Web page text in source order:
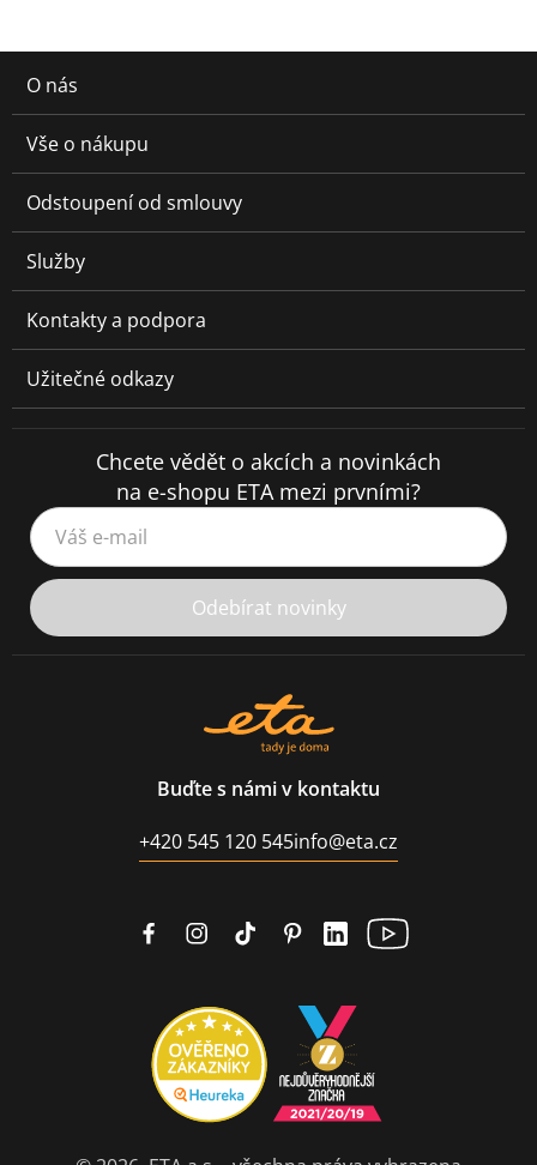
O nás
Vše o nákupu
Odstoupení od smlouvy
Služby
Kontakty a podpora
Užitečné odkazy
Chcete vědět o akcích a novinkách
na e-shopu ETA mezi prvními?
Váš e-mail
Odebírat novinky
Buďte s námi v kontaktu
+420 545 120 545info@eta.cz